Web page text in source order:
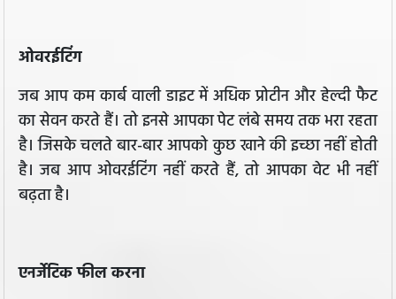
ओवरईटिंग
जब आप कम कार्ब वाली डाइट में अधिक प्रोटीन और हेल्दी फैट
का सेवन करते हैं। तो इनसे आपका पेट लंबे समय तक भरा रहता
है। जिसके चलते बार-बार आपको कुछ खाने की इच्छा नहीं होती
है। जब आप ओवरईटिंग नहीं करते हैं, तो आपका वेट भी नहीं
बढ़ता है।
एनर्जेटिक फील करना